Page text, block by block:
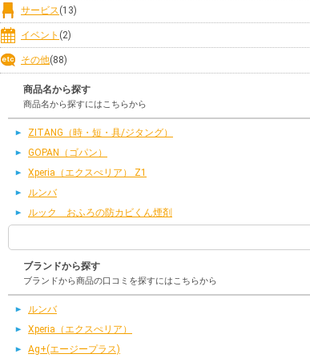
サービス(13)
イベント (2)
その他(88)
商品名から探す
商品名から探すにはこちらから
ZITANG（時・短・具/ジタング）
GOPAN（ゴパン）
Xperia（エクスぺリア） Z1
ルンバ
ルック おふろの防カビくん煙剤
ブランドから探す
ブランドから商品の口コミを探すにはこちらから
ルンバ
Xperia（エクスぺリア）
Ag+(エージープラス)